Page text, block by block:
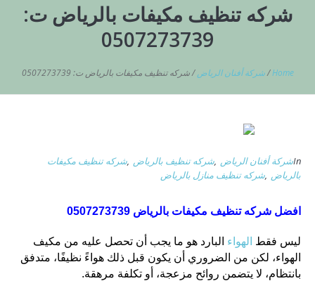
شركه تنظيف مكيفات بالرياض ت:
0507273739
Home
/شركة أفنان الرياض /شركه تنظيف مكيفات بالرياض ت: 0507273739
Inشركة أفنان الرياض ,شركه تنظيف بالرياض ,شركه تنظيف مكيفات
بالرياض ,شركه تنظيف منازل بالرياض
افضل شركه تنظيف مكيفات بالرياض 0507273739
ليس فقط الهواء البارد هو ما يجب أن تحصل عليه من مكيف
الهواء، لكن من الضروري أن يكون قبل ذلك هواءً نظيفًا، متدفق
بانتظام، لا يتضمن روائح مزعجة، أو تكلفة مرهقة.